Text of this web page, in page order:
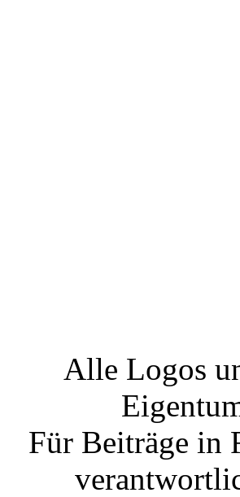
Alle Logos
Für Beiträge in